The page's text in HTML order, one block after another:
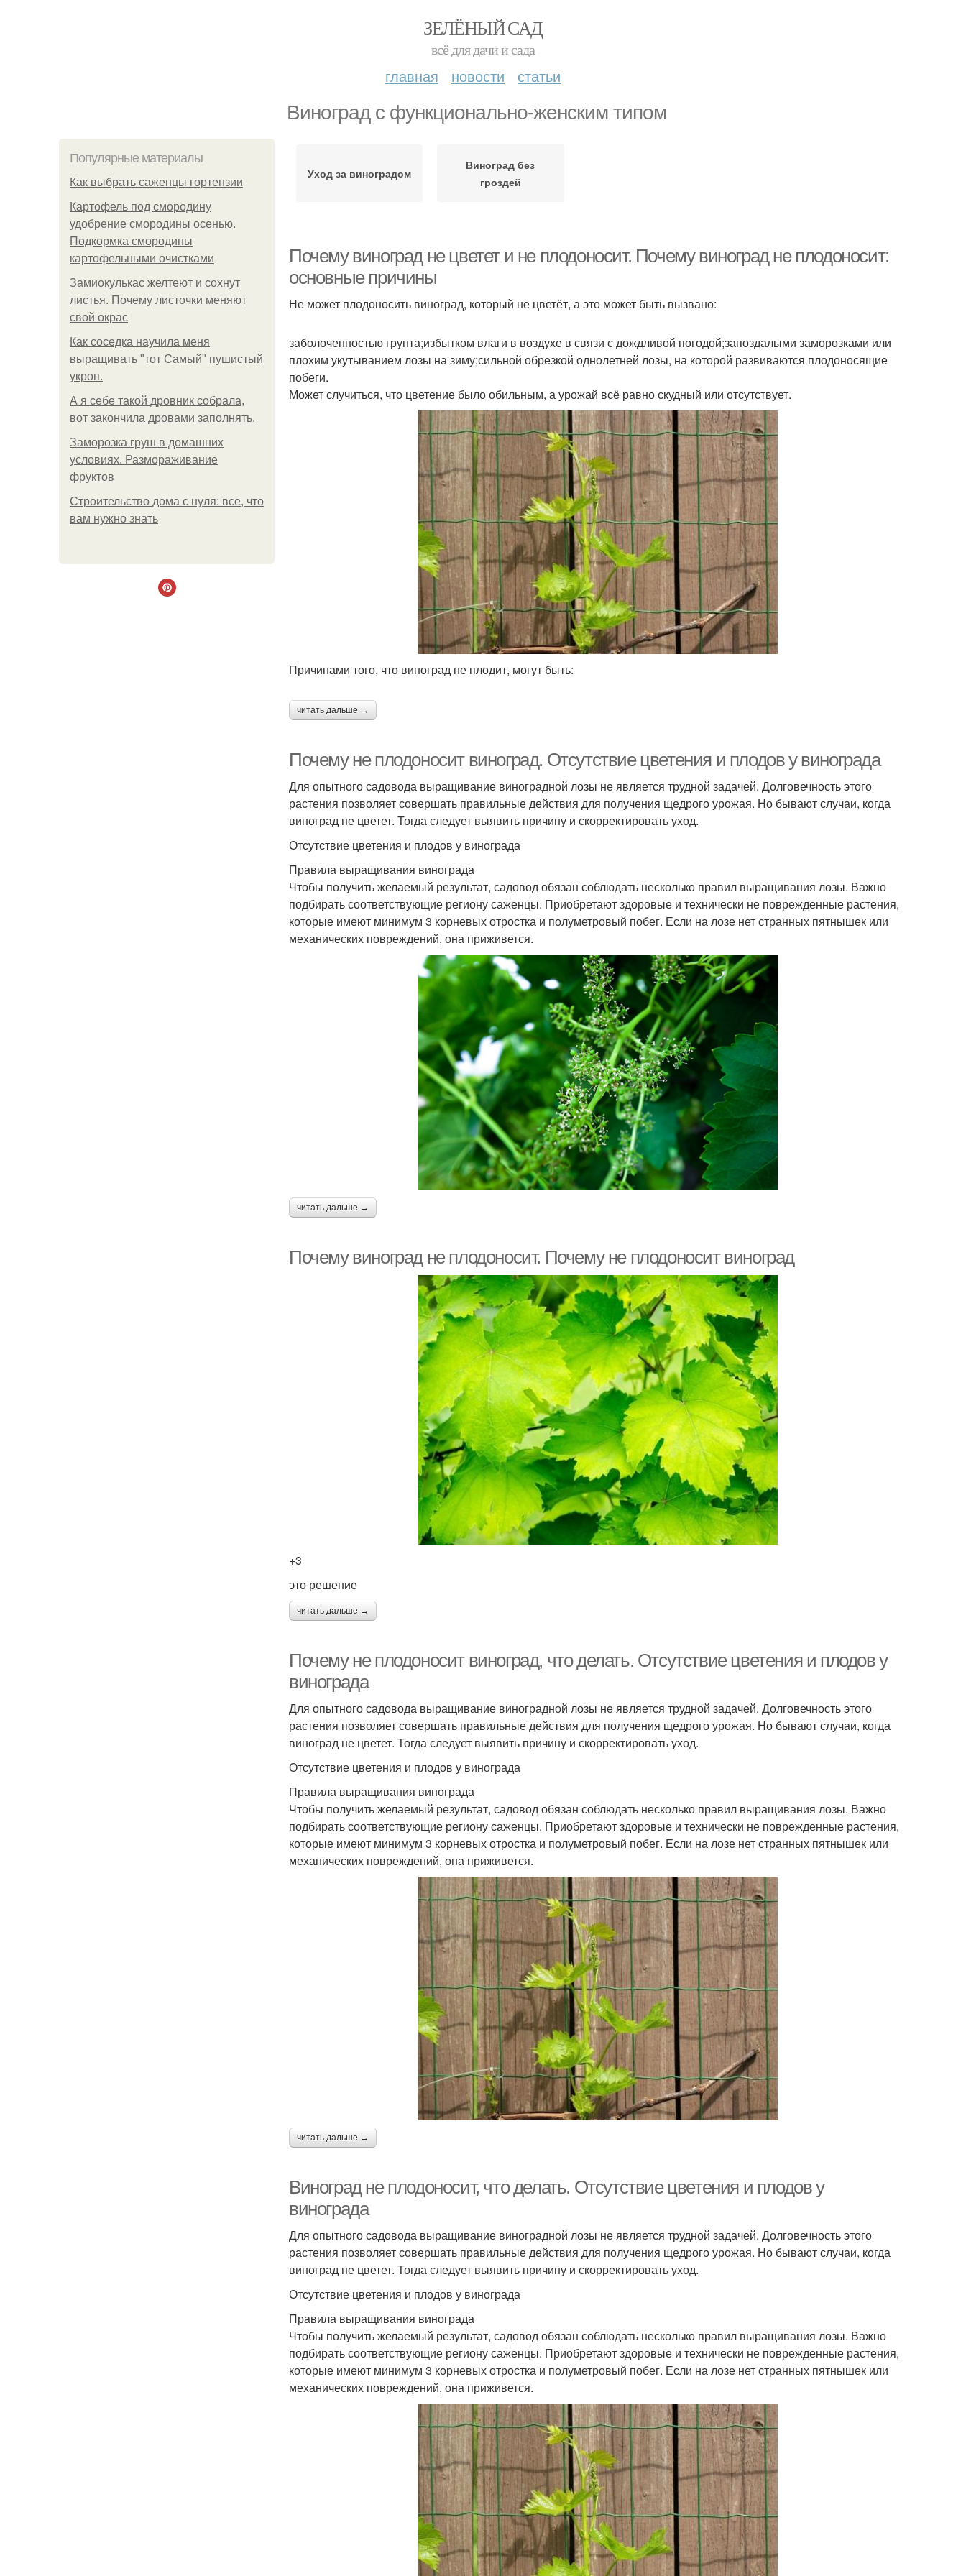
ЗЕЛЁНЫЙ САД
всё для дачи и сада
главная новости статьи
Виноград с функционально-женским типом
Популярные материалы
Как выбрать саженцы гортензии
Картофель под смородину
удобрение смородины осенью.
Подкормка смородины
картофельными очистками
Замиокулькас желтеют и сохнут
листья. Почему листочки меняют
свой окрас
Как соседка научила меня
выращивать "тот Самый" пушистый
укроп.
А я себе такой дровник собрала,
вот закончила дровами заполнять.
Заморозка груш в домашних
условиях. Размораживание
фруктов
Строительство дома с нуля: все, что
вам нужно знать
Уход за виноградом
Виноград без
гроздей
Почему виноград не цветет и не плодоносит. Почему виноград не плодоносит:
основные причины
Не может плодоносить виноград, который не цветёт, а это может быть вызвано:
заболоченностью грунта;избытком влаги в воздухе в связи с дождливой погодой;запоздалыми заморозками или
плохим укутыванием лозы на зиму;сильной обрезкой однолетней лозы, на которой развиваются плодоносящие
побеги.
Может случиться, что цветение было обильным, а урожай всё равно скудный или отсутствует.
Причинами того, что виноград не плодит, могут быть:
читать дальше →
Почему не плодоносит виноград. Отсутствие цветения и плодов у винограда
Для опытного садовода выращивание виноградной лозы не является трудной задачей. Долговечность этого
растения позволяет совершать правильные действия для получения щедрого урожая. Но бывают случаи, когда
виноград не цветет. Тогда следует выявить причину и скорректировать уход.
Отсутствие цветения и плодов у винограда
Правила выращивания винограда
Чтобы получить желаемый результат, садовод обязан соблюдать несколько правил выращивания лозы. Важно
подбирать соответствующие региону саженцы. Приобретают здоровые и технически не поврежденные растения,
которые имеют минимум 3 корневых отростка и полуметровый побег. Если на лозе нет странных пятнышек или
механических повреждений, она приживется.
читать дальше →
Почему виноград не плодоносит. Почему не плодоносит виноград
+3
это решение
читать дальше →
Почему не плодоносит виноград, что делать. Отсутствие цветения и плодов у
винограда
Для опытного садовода выращивание виноградной лозы не является трудной задачей. Долговечность этого
растения позволяет совершать правильные действия для получения щедрого урожая. Но бывают случаи, когда
виноград не цветет. Тогда следует выявить причину и скорректировать уход.
Отсутствие цветения и плодов у винограда
Правила выращивания винограда
Чтобы получить желаемый результат, садовод обязан соблюдать несколько правил выращивания лозы. Важно
подбирать соответствующие региону саженцы. Приобретают здоровые и технически не поврежденные растения,
которые имеют минимум 3 корневых отростка и полуметровый побег. Если на лозе нет странных пятнышек или
механических повреждений, она приживется.
читать дальше →
Виноград не плодоносит, что делать. Отсутствие цветения и плодов у
винограда
Для опытного садовода выращивание виноградной лозы не является трудной задачей. Долговечность этого
растения позволяет совершать правильные действия для получения щедрого урожая. Но бывают случаи, когда
виноград не цветет. Тогда следует выявить причину и скорректировать уход.
Отсутствие цветения и плодов у винограда
Правила выращивания винограда
Чтобы получить желаемый результат, садовод обязан соблюдать несколько правил выращивания лозы. Важно
подбирать соответствующие региону саженцы. Приобретают здоровые и технически не поврежденные растения,
которые имеют минимум 3 корневых отростка и полуметровый побег. Если на лозе нет странных пятнышек или
механических повреждений, она приживется.